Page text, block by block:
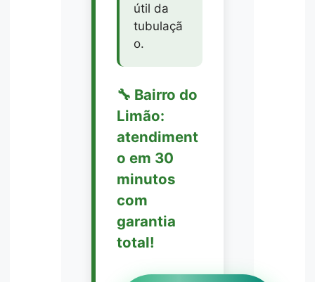
útil da
tubulaçã
o.
🔧 Bairro do
Limão:
atendiment
o em 30
minutos
com
garantia
total!